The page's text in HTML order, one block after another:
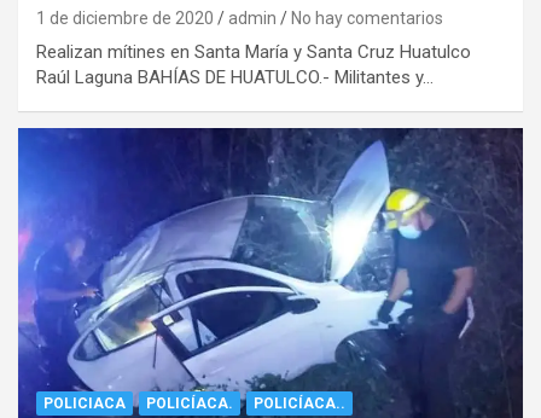
1 de diciembre de 2020 admin No hay comentarios
Realizan mítines en Santa María y Santa Cruz Huatulco
Raúl Laguna BAHÍAS DE HUATULCO.- Militantes y…
POLICIACA POLICÍACA. POLICÍACA..